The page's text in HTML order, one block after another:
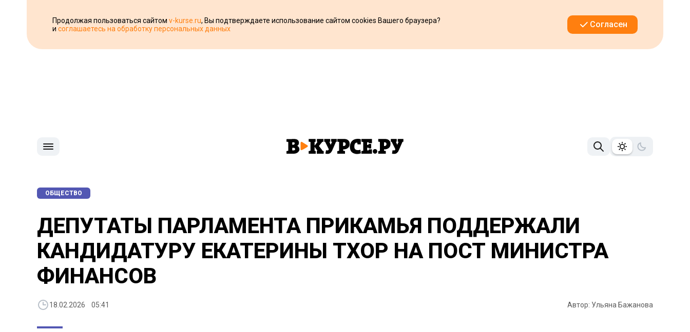
Продолжая пользоваться сайтом v-kurse.ru, Вы подтверждаете использование сайтом cookies Вашего браузера?
и соглашаетесь на обработку персональных данных Согласен
ОБЩЕСТВО
ДЕПУТАТЫ ПАРЛАМЕНТА ПРИКАМЬЯ ПОДДЕРЖАЛИ
КАНДИДАТУРУ ЕКАТЕРИНЫ ТХОР НА ПОСТ МИНИСТРА
ФИНАНСОВ
18.02.2026 05:41 Автор: Ульяна Бажанова